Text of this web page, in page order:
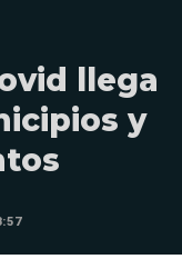
llega
y